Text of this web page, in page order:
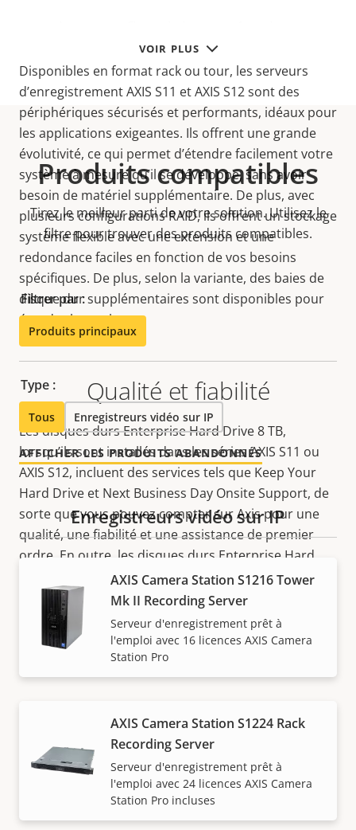
VOIR PLUS
Disponibles en format rack ou tour, les serveurs
d’enregistrement AXIS S11 et AXIS S12 sont des
périphériques sécurisés et performants, idéaux pour
les applications exigeantes. Ils offrent une grande
évolutivité, ce qui permet d’étendre facilement votre
système à mesure qu’il se développe, sans avoir
besoin de matériel supplémentaire. De plus, avec
plusieurs configurations RAID, ils offrent un stockage
système flexible avec une extension et une
redondance faciles en fonction de vos besoins
spécifiques. De plus, selon la variante, des baies de
disque dur supplémentaires sont disponibles pour
étendre le stockage.
Qualité et fiabilité
Les disques durs Enterprise Hard Drive 8 TB,
lorsqu’ils sont installés dans les séries AXIS S11 ou
AXIS S12, incluent des services tels que Keep Your
Hard Drive et Next Business Day Onsite Support, de
sorte que vous pouvez compter sur Axis pour une
qualité, une fiabilité et une assistance de premier
ordre. En outre, les disques durs Enterprise Hard
Drive bénéficient d’une garantie matérielle plus
longue, soit une garantie matérielle limitée d’un an,
soit le reste de la garantie du produit Axis dans
lequel les disques durs sont installés (généralement
5 ans à compter de la date d’achat).
Disque dur
Interface
Facteur de forme/vitesse de rotation
3,5"/7 200 tr/min
Évaluation de la charge de travail
Produits compatibles
Tirez le meilleur parti de votre solution. Utilisez le
filtre pour trouver des produits compatibles.
Filtrer par :
Produits principaux
Type :
Tous Enregistreurs vidéo sur IP
AFFICHER LES PRODUITS ABANDONNÉS
Enregistreurs vidéo sur IP
AXIS Camera Station S1216 Tower
Mk II Recording Server
Serveur d'enregistrement prêt à
l'emploi avec 16 licences AXIS Camera
Station Pro
AXIS Camera Station S1224 Rack
Recording Server
Serveur d'enregistrement prêt à
l'emploi avec 24 licences AXIS Camera
Station Pro incluses